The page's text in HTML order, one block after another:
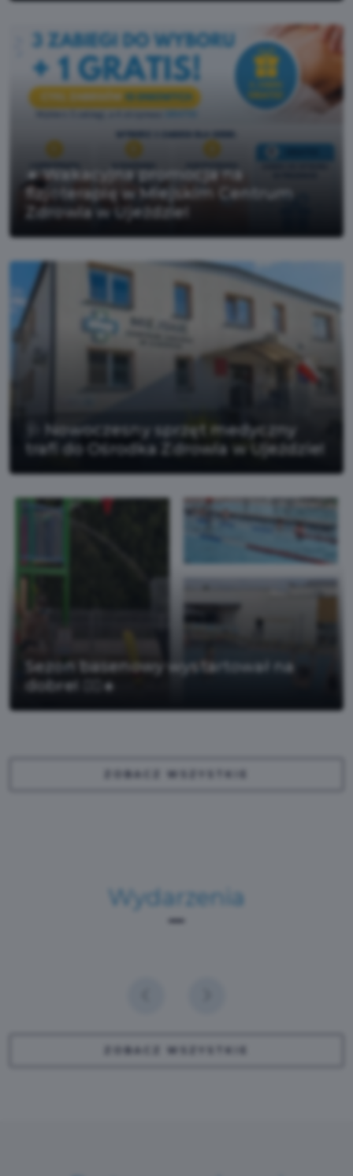
☀️ Wakacyjna promocja na
fizjoterapię w Miejskim Centrum
Zdrowia w Ujeździe!
🩺 Nowoczesny sprzęt medyczny
trafi do Ośrodka Zdrowia w Ujeździe!
Sezon basenowy wystartował na
dobre! 🏊‍♂️☀️
Wydarzenia